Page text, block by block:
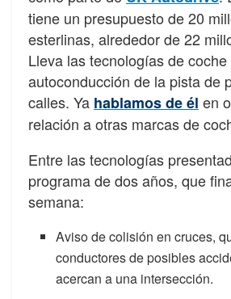
tiene un presupuesto de 20
esterlinas, alrededor de 22
Lleva las tecnologías de
autoconducción de la pista de
calles. Ya hablamos de él en
relación a otras marcas de
Entre las tecnologías
programa de dos años, que
semana:
Aviso de colisión en cruces,
conductores de posibles
acercan a una intersección.